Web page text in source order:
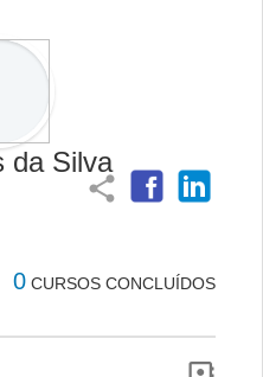
da Silva
share
0 CURSOS CONCLUÍDOS